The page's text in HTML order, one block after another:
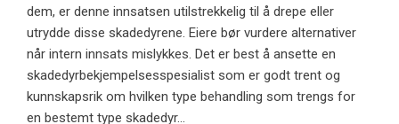
dem, er denne innsatsen utilstrekkelig til å drepe eller
utrydde disse skadedyrene. Eiere bør vurdere alternativer
når intern innsats mislykkes. Det er best å ansette en
skadedyrbekjempelsesspesialist som er godt trent og
kunnskapsrik om hvilken type behandling som trengs for
en bestemt type skadedyr...